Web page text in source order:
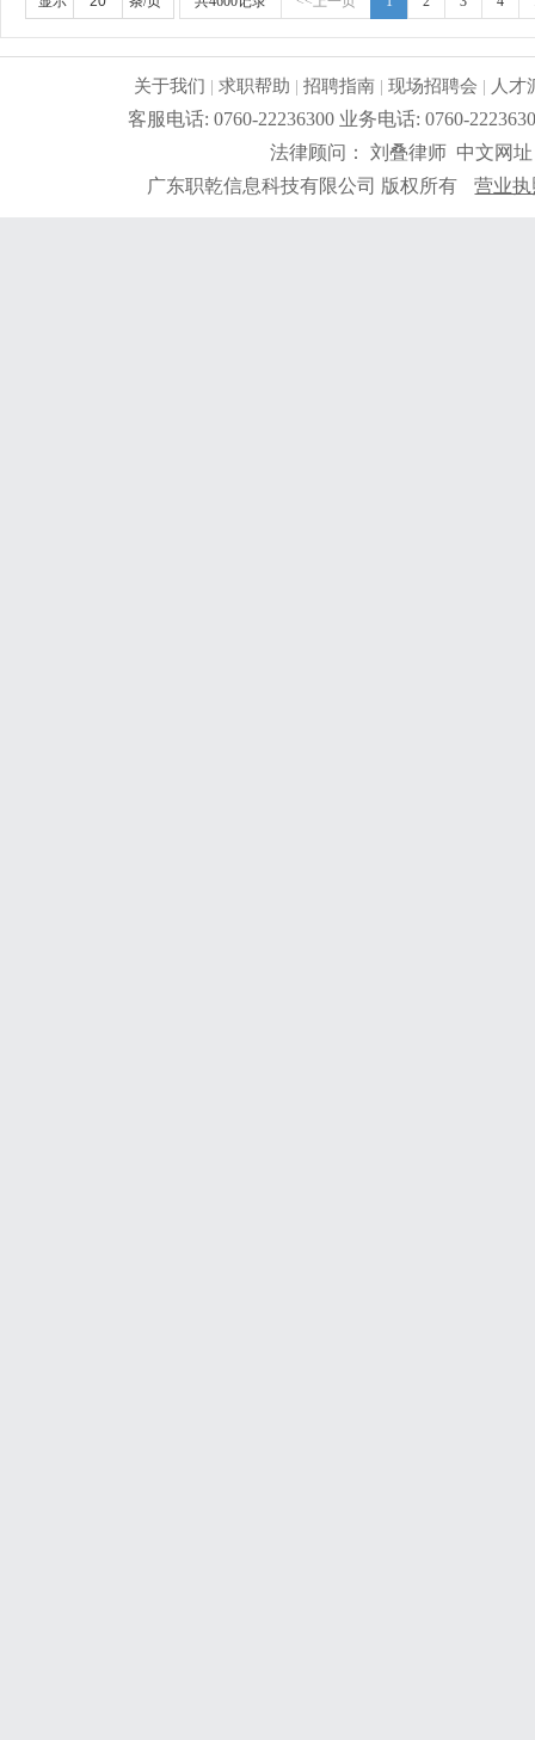
关于我们 |求职帮助 |招聘指南 |现场招聘会 | 人才
客服电话: 0760-22236300 业务电话: 0760-
法律顾问： 刘叠律师 中文网
广东职乾信息科技有限公司 版权所有
营业